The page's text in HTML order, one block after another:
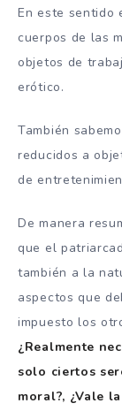
En este sentido
cuerpos de las
objetos de
erótico.
También
reducidos a
de
De manera
que el
también a la
aspectos que
impuesto los
¿Realmente
solo ciertos
moral?, ¿Vale